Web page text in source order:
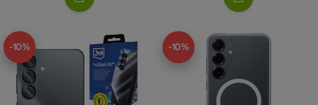
-10% -10%